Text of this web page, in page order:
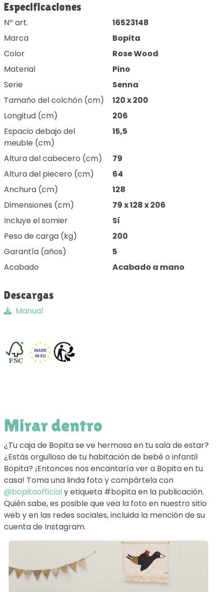
Especificaciones
Nº art.
16523148
Marca
Bopita
Color
Rose Wood
Material
Pino
Serie
Senna
Tamaño del colchón (cm)
120 x 200
Longitud (cm)
206
Espacio debajo del
meuble (cm)
15,5
Altura del cabecero (cm)
79
Altura del piecero (cm)
64
Anchura (cm)
128
Dimensiones (cm)
79 x 128 x 206
Incluye el somier
Sí
Peso de carga (kg)
200
Garantía (años)
5
Acabado
Acabado a mano
Descargas
Manual
Mirar dentro
¿Tu caja de Bopita se ve hermosa en tu sala de estar?
¿Estás orgulloso de tu habitación de bebé o infantil
Bopita? ¡Entonces nos encantaría ver a Bopita en tu
casa! Toma una linda foto y compártela con
@bopitaofficial y etiqueta #bopita en la publicación.
Quién sabe, es posible que vea la foto en nuestro sitio
web y en las redes sociales, incluida la mención de su
cuenta de Instagram.